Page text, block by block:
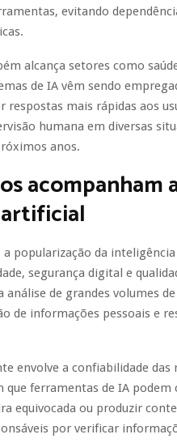
evitando
alcança setores como
de IA vêm sendo
respostas mais rápidas aos
humana em diversas
anos.
acompanham
a popularização da
segurança digital e
análise de grandes volumes
de informações pessoais e
envolve a confiabilidade das
que ferramentas de IA
equivocada ou produzir
por verificar